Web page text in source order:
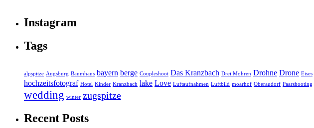
Instagram
Tags
alpspitze Augsburg Baumhaus bayern berge Coupleshoot Das Kranzbach Drei Mohren Drohne Drone Eises
hochzeitsfotograf Hotel Kinder Kranzbach lake Love Luftaufnahmen Luftbild moarhof Oberaudorf Paarshooting
wedding winter zugspitze
Recent Posts